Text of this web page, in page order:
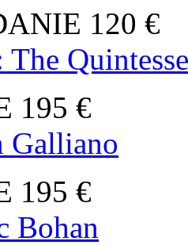
120 €
195 €
Galliano
195 €
Bohan